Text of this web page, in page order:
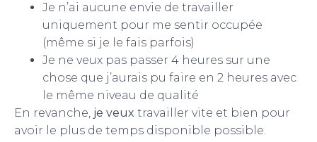
Je n’ai aucune envie de travailler
uniquement pour me sentir occupée
(même si je le fais parfois)
Je ne veux pas passer 4 heures sur une
chose que j’aurais pu faire en 2 heures avec
le même niveau de qualité
En revanche, je veux travailler vite et bien pour
avoir le plus de temps disponible possible.